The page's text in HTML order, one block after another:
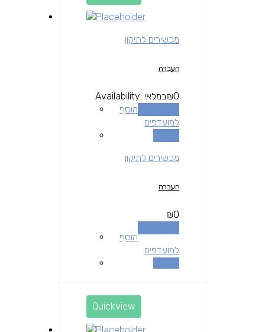
מכשירים לתיקון
העברה
₪0
Availability: במלאי
הוסף
למועדפים
מכשירים לתיקון
העברה
₪0
הוסף
למועדפים
Quickview